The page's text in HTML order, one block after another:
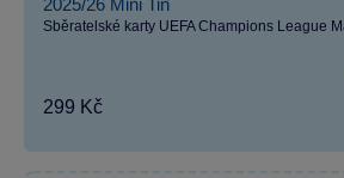
2025/26 Mini Tin
Sběratelské karty UEFA Champions League
299 Kč